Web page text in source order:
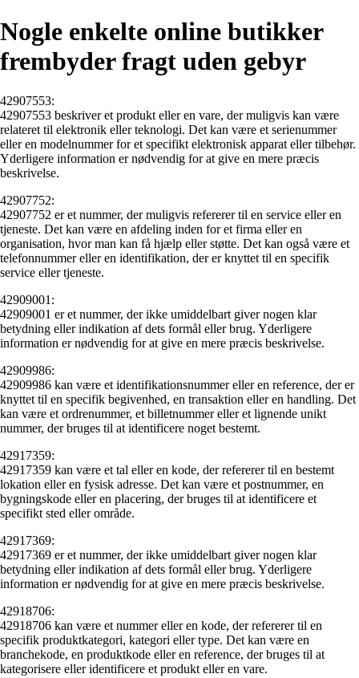
Nogle enkelte online butikker
frembyder fragt uden gebyr
42907553:
42907553 beskriver et produkt eller en vare, der muligvis kan være
relateret til elektronik eller teknologi. Det kan være et serienummer
eller en modelnummer for et specifikt elektronisk apparat eller tilbehør.
Yderligere information er nødvendig for at give en mere præcis
beskrivelse.
42907752:
42907752 er et nummer, der muligvis refererer til en service eller en
tjeneste. Det kan være en afdeling inden for et firma eller en
organisation, hvor man kan få hjælp eller støtte. Det kan også være et
telefonnummer eller en identifikation, der er knyttet til en specifik
service eller tjeneste.
42909001:
42909001 er et nummer, der ikke umiddelbart giver nogen klar
betydning eller indikation af dets formål eller brug. Yderligere
information er nødvendig for at give en mere præcis beskrivelse.
42909986:
42909986 kan være et identifikationsnummer eller en reference, der er
knyttet til en specifik begivenhed, en transaktion eller en handling. Det
kan være et ordrenummer, et billetnummer eller et lignende unikt
nummer, der bruges til at identificere noget bestemt.
42917359:
42917359 kan være et tal eller en kode, der refererer til en bestemt
lokation eller en fysisk adresse. Det kan være et postnummer, en
bygningskode eller en placering, der bruges til at identificere et
specifikt sted eller område.
42917369:
42917369 er et nummer, der ikke umiddelbart giver nogen klar
betydning eller indikation af dets formål eller brug. Yderligere
information er nødvendig for at give en mere præcis beskrivelse.
42918706:
42918706 kan være et nummer eller en kode, der refererer til en
specifik produktkategori, kategori eller type. Det kan være en
branchekode, en produktkode eller en reference, der bruges til at
kategorisere eller identificere et produkt eller en vare.